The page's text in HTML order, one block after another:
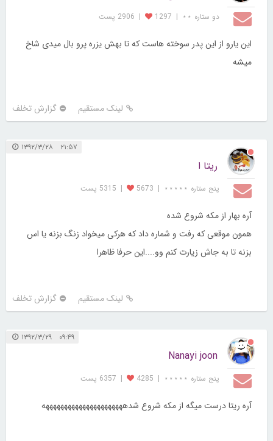
دو ستاره ⋆⋆ |
1297
| 2906 پست
این یارو از این پدر سوخته هاست که تا بهش یزره پرو بال میدی شاخ
میشه
لینک مستقیم گزارش تخلف
۲۱:۵۷ ۱۳۹۲/۳/۲۸
ریتا ا
پنج ستاره ⋆⋆⋆⋆⋆ |
5673
| 5315 پست
آره بهار از مکه شروع شده
همون موقعی که رفت و شماره داد که هرکی میخواد زنگ بزنه یا اس
بزنه تا به جاش زیارت کنم وو....این حرفا ظاهرا
لینک مستقیم گزارش تخلف
۰۹:۴۹ ۱۳۹۲/۳/۲۹
Nanayi joon
پنج ستاره ⋆⋆⋆⋆⋆ |
4285
| 6357 پست
آره ریتا درست میگه از مکه شروع شدههههههههههههههههههههههه